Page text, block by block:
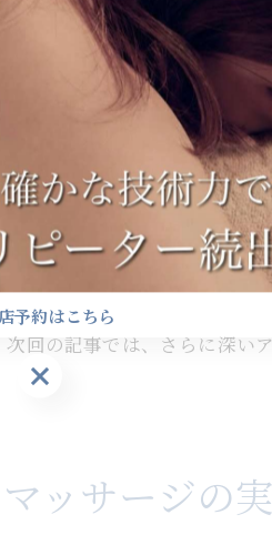
サージを取り入れる利点
たらす生活の質向上
を支えるアロママッサージ
地よい生活空間を作る
アロマオイル活用法
な生活を送るためのヒント
の新しいアプローチ
するメリット
しい健康管理方法
新しいヘルスケアの可能性
の最新トレンド
。特に、アロマオイルの香
、心の緊張を解きほぐしま
与えることができます。さ
、アロママッサージは健
疲労やストレスを軽減し、
にもつながります。また、
、日常生活のパフォーマン
回の記事では、さらに深い
ッサージの
予約はこちら
予約はこちら